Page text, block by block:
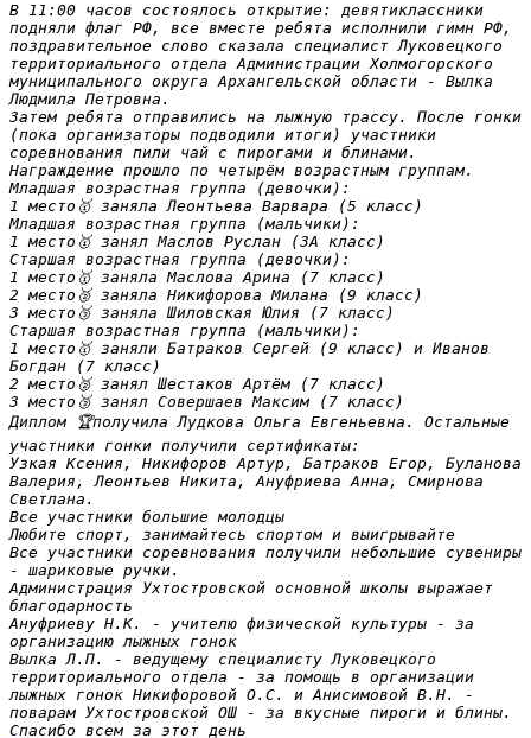
В 11:00 часов состоялось открытие: девятиклассники
подняли флаг РФ, все вместе ребята исполнили гимн РФ,
поздравительное слово сказала специалист Луковецкого
территориального отдела Администрации Холмогорского
муниципального округа Архангельской области - Вылка
Людмила Петровна.
Затем ребята отправились на лыжную трассу. После гонки
(пока организаторы подводили итоги) участники
соревнования пили чай с пирогами и блинами.
Награждение прошло по четырём возрастным группам.
Младшая возрастная группа (девочки):
1 место🥇 заняла Леонтьева Варвара (5 класс)
Младшая возрастная группа (мальчики):
1 место🥇 занял Маслов Руслан (3А класс)
Старшая возрастная группа (девочки):
1 место🥇 заняла Маслова Арина (7 класс)
2 место🥈 заняла Никифорова Милана (9 класс)
3 место🥉 заняла Шиловская Юлия (7 класс)
Старшая возрастная группа (мальчики):
1 место🥇 заняли Батраков Сергей (9 класс) и Иванов
Богдан (7 класс)
2 место🥈 занял Шестаков Артём (7 класс)
3 место🥉 занял Совершаев Максим (7 класс)
Диплом 🏆получила Лудкова Ольга Евгеньевна. Остальные
участники гонки получили сертификаты:
Узкая Ксения, Никифоров Артур, Батраков Егор, Буланова
Валерия, Леонтьев Никита, Ануфриева Анна, Смирнова
Светлана.
Все участники большие молодцы
Любите спорт, занимайтесь спортом и выигрывайте
Все участники соревнования получили небольшие сувениры
- шариковые ручки.
Администрация Ухтостровской основной школы выражает
благодарность
Ануфриеву Н.К. - учителю физической культуры - за
организацию лыжных гонок
Вылка Л.П. - ведущему специалисту Луковецкого
территориального отдела - за помощь в организации
лыжных гонок Никифоровой О.С. и Анисимовой В.Н. -
поварам Ухтостровской ОШ - за вкусные пироги и блины.